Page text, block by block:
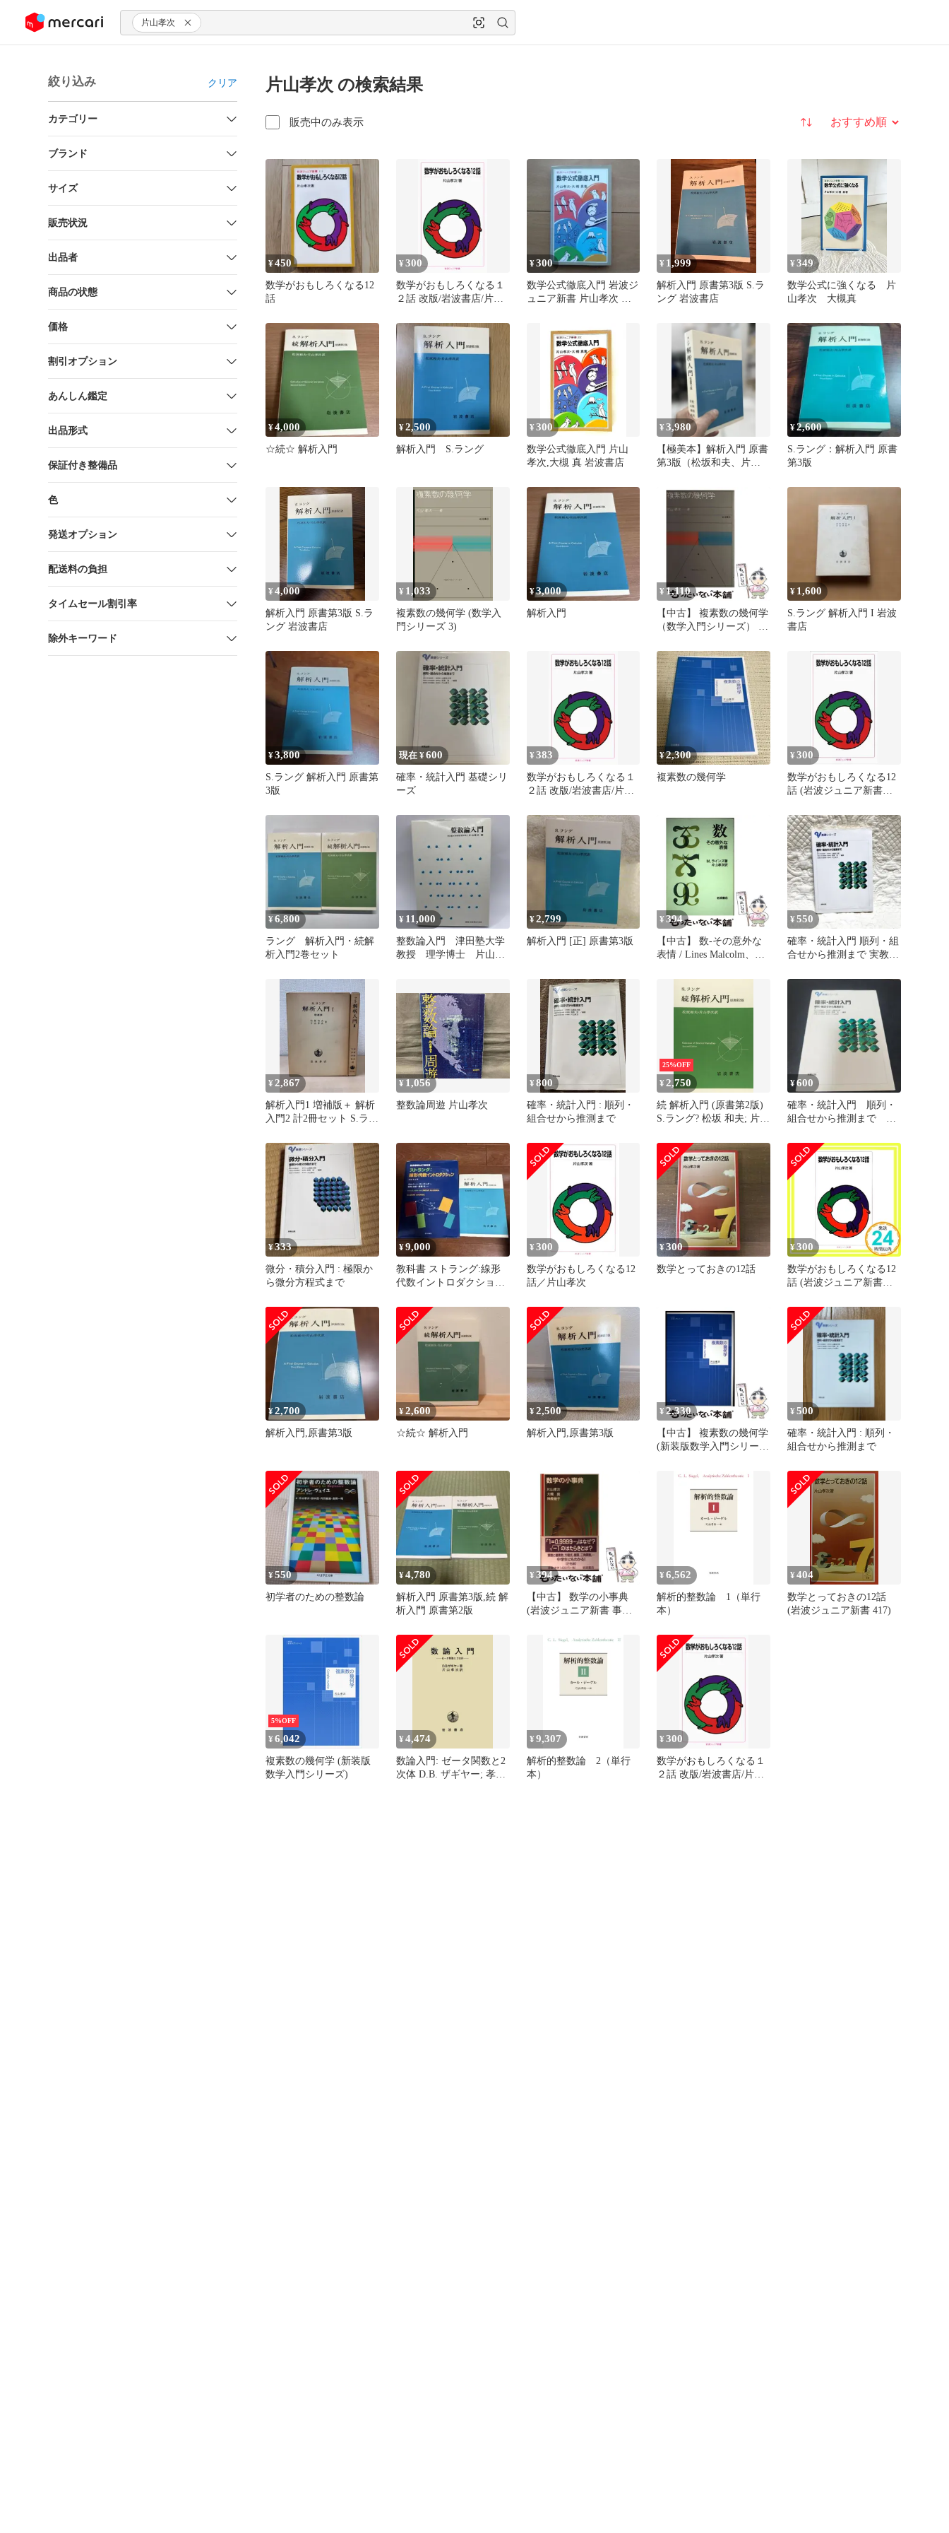
ツにスキップ 片山孝次
絞り込み クリア
カテゴリー
ブランド
サイズ
販売状況
出品者
商品の状態
価格
割引オプション
あんしん鑑定
出品形式
保証付き整備品
色
発送オプション
配送料の負担
タイムセール割引率
除外キーワード
片山孝次 の検索結果
販売中のみ表示 並び替え
¥450
数学がおもしろくなる12
話
¥300
数学がおもしろくなる１
２話 改版/岩波書店/片山
¥300
数学公式徹底入門 岩波ジ
ュニア新書 片山孝次 大
¥ 1,999
解析入門 原書第3版 S.ラ
ング 岩波書店
¥349
数学公式に強くなる 片
山孝次 大槻真
¥4,000
☆続☆ 解析入門
¥2,500
解析入門 S.ラング
¥300
数学公式徹底入門 片山
孝次,大槻 真 岩波書店
¥3,980
【極美本】解析入門 原書
第3版（松坂和夫、片山
¥2,600
S.ラング：解析入門 原書
第3版
¥4,000
解析入門 原書第3版 S.ラ
ング 岩波書店
¥ 1,033
複素数の幾何学 (数学入
門シリーズ 3)
¥3,000
解析入門
¥ 1,110
【中古】 複素数の幾何学
（数学入門シリーズ） /
¥ 1,600
S.ラング 解析入門 I 岩波
書店
¥3,800
S.ラング 解析入門 原書第
3版
現在 ¥600
確率・統計入門 基礎シリ
ーズ
¥383
数学がおもしろくなる１
２話 改版/岩波書店/片山
¥2,300
複素数の幾何学
¥300
数学がおもしろくなる12
話 (岩波ジュニア新書
¥6,800
ラング 解析入門・続解
析入門2巻セット
¥ 11,000
整数論入門 津田塾大学
教授 理学博士 片山孝
¥2,799
解析入門 [正] 原書第3版
¥ 394
【中古】 数-その意外な
表情 / Lines Malcolm、片
¥550
確率・統計入門 順列・組
合せから推測まで 実教出
¥ 2,867
解析入門1 増補版＋ 解析
入門2 計2冊セット S.ラン
次／訳 岩波書店
¥ 1,056
整数論周遊 片山孝次
¥800
確率・統計入門 : 順列・
組合せから推測まで
25%OFF
¥ 2,750
続 解析入門 (原書第2版)
S.ラング? 松坂 和夫; 片山
¥600
確率・統計入門 順列・
組合せから推測まで
¥333
微分・積分入門 : 極限か
ら微分方程式まで
¥9,000
教科書 ストラング:線形
代数イントロダクショ
原書第三版
¥300
数学がおもしろくなる12
話／片山孝次
¥300
数学とっておきの12話
¥300
数学がおもしろくなる12
話 (岩波ジュニア新書
¥2,700
解析入門,原書第3版
¥2,600
☆続☆ 解析入門
¥2,500
解析入門,原書第3版
¥ 2,330
【中古】 複素数の幾何学
(新装版数学入門シリー
¥500
確率・統計入門 : 順列・
組合せから推測まで
¥550
初学者のための整数論
¥4,780
解析入門 原書第3版,続 解
析入門 原書第2版
¥ 394
【中古】 数学の小事典
(岩波ジュニア新書 事典
槻真 神長幾子 / 岩波書店
¥6,562
解析的整数論 1（単行
本）
¥404
数学とっておきの12話
(岩波ジュニア新書 417)
5%OFF
¥6,042
複素数の幾何学 (新装版
数学入門シリーズ)
¥4,474
数論入門: ゼータ関数と2
次体 D.B. ザギヤー; 孝
¥9,307
解析的整数論 2（単行
本）
¥300
数学がおもしろくなる１
２話 改版/岩波書店/片山